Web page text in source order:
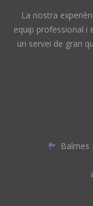
La nostra
equip professional i
un servei de gran
Balmes